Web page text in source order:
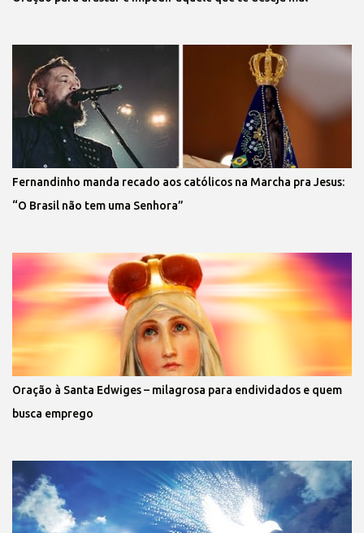
Fernandinho manda recado aos católicos na Marcha pra Jesus:
“O Brasil não tem uma Senhora”
Oração à Santa Edwiges – milagrosa para endividados e quem
busca emprego